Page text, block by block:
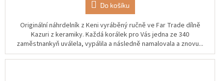
Do košíku
Originální náhrdelník z Keni vyráběný ručně ve Far Trade dílně
Kazuri z keramiky. Každá korálek pro Vás jedna ze 340
zaměstnankyň uválela, vypálila a následně namalovala a znovu...